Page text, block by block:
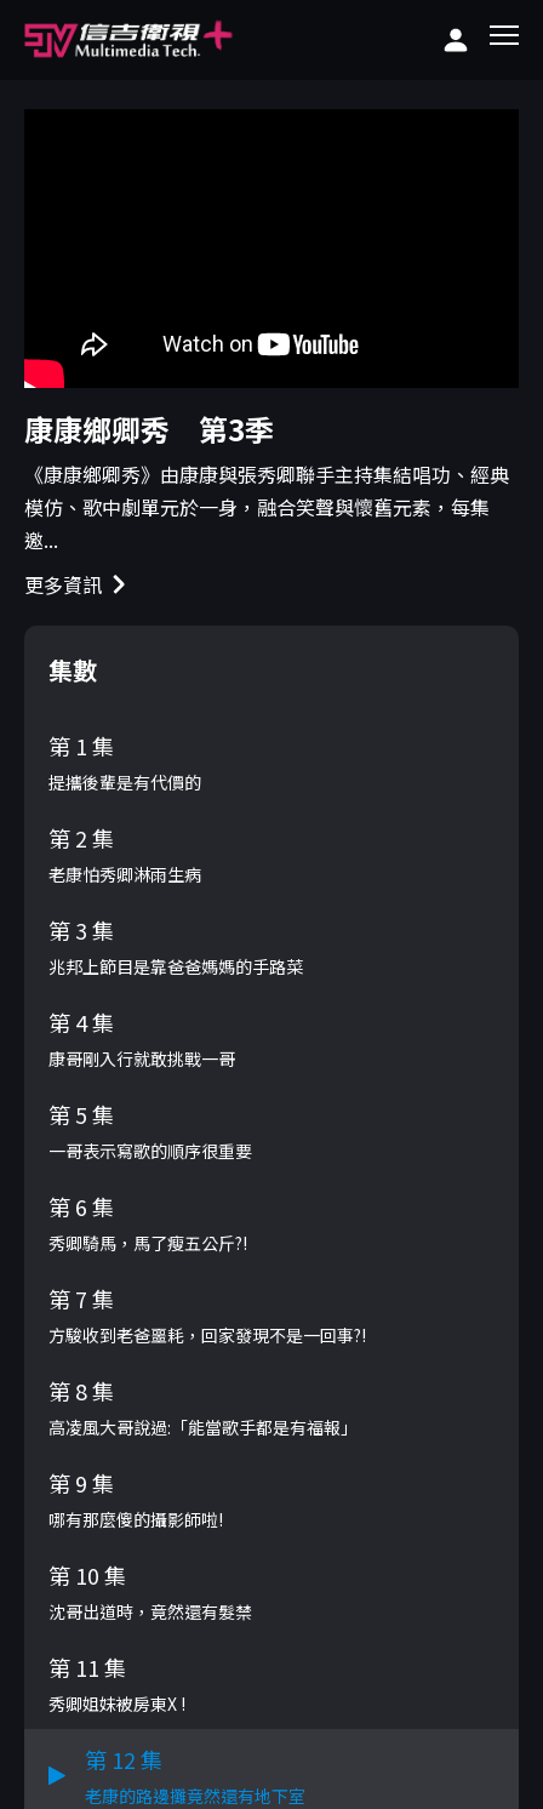
康康鄉卿秀 第3季
《康康鄉卿秀》由康康與張秀卿聯手主持集結唱功、經典
模仿、歌中劇單元於一身，融合笑聲與懷舊元素，每集
邀...
更多資訊
集數
第 1 集
提攜後輩是有代價的
第 2 集
老康怕秀卿淋雨生病
第 3 集
兆邦上節目是靠爸爸媽媽的手路菜
第 4 集
康哥剛入行就敢挑戰一哥
第 5 集
一哥表示寫歌的順序很重要
第 6 集
秀卿騎馬，馬了瘦五公斤?!
第 7 集
方駿收到老爸噩耗，回家發現不是一回事?!
第 8 集
高凌風大哥說過:「能當歌手都是有福報」
第 9 集
哪有那麼傻的攝影師啦!
第 10 集
沈哥出道時，竟然還有髮禁
第 11 集
秀卿姐妹被房東X !
第 12 集
老康的路邊攤竟然還有地下室